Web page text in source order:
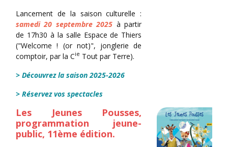
Lancement de la saison culturelle :
samedi 20 septembre 2025 à partir
de 17h30 à la salle Espace de Thiers
("Welcome ! (or not)", jonglerie de
comptoir, par la Cie Tout par Terre).
> Découvrez la saison 2025-2026
> Réservez vos spectacles
Les Jeunes Pousses,
programmation jeune-
public, 11ème édition.